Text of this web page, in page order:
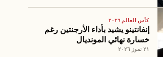
كأس العالم ٢٠٢٦
إنفانتينو يشيد بأداء الأرجنتين رغم
خسارة نهائي المونديال
٢١ تموز ٢٠٢٦